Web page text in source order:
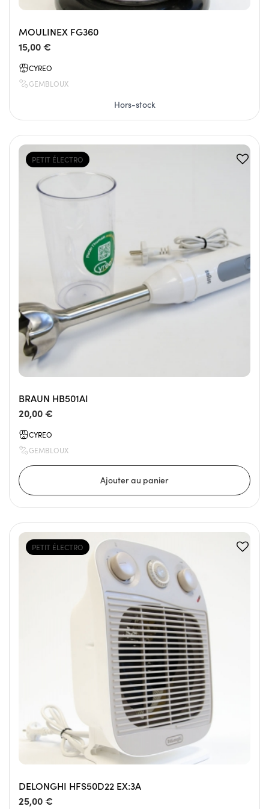
MOULINEX FG360
15,00 €
CYREO
GEMBLOUX
Hors-stock
PETIT ÉLECTRO
BRAUN HB501AI
20,00 €
CYREO
GEMBLOUX
PETIT ÉLECTRO
DELONGHI HFS50D22 EX:3A
25,00 €